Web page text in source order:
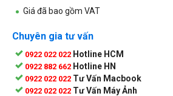
Giá đã bao gồm VAT
Chuyên gia tư vấn
0922 022 022 Hotline HCM
0922 882 662 Hotline HN
0922 022 022 Tư Vấn Macbook
0922 022 022 Tư Vấn Máy Ảnh